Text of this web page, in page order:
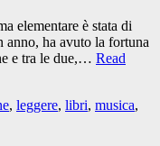
elementare è stata di
ha avuto la fortuna
e tra le due,… Read
, leggere, libri, musica,